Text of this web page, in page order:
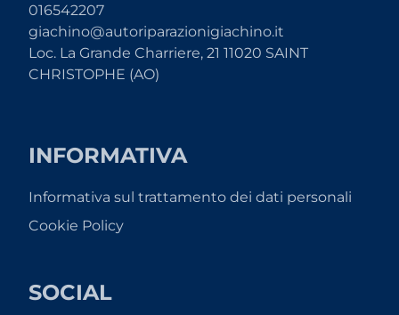
016542207
giachino@autoriparazionigiachino.it
Loc. La Grande Charriere, 21 11020 SAINT
CHRISTOPHE (AO)
INFORMATIVA
Informativa sul trattamento dei dati personali
Cookie Policy
SOCIAL